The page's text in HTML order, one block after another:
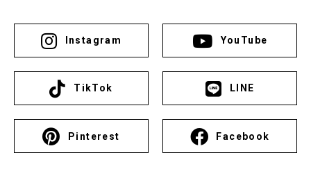
Instagram YouTube
TikTok LINE
Pinterest Facebook